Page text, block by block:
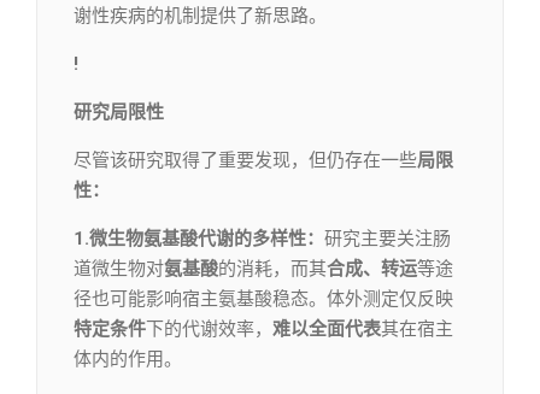
谢性疾病的机制提供了新思路。
!
研究局限性
尽管该研究取得了重要发现，但仍存在一些局限
性：
1.微生物氨基酸代谢的多样性： 研究主要关注肠
道微生物对氨基酸的消耗，而其合成、转运等途
径也可能影响宿主氨基酸稳态。体外测定仅反映
特定条件下的代谢效率， 难以全面代表其在宿主
体内的作用。